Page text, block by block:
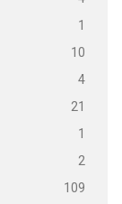
1
10
4
21
1
2
109